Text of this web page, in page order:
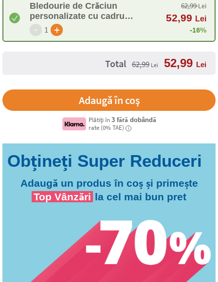
Bledourie de Crăciun
personalizate cu cadru
decorativ
- 1 +
62,99Lei
52,99 Lei
-16%
Total 62,99 Lei 52,99 Lei
Plătiți în 3 fără dobândă
rate (0% TAE) i
Adaugă un produs în coș și primește
Top Vânzări la cel mai bun pret